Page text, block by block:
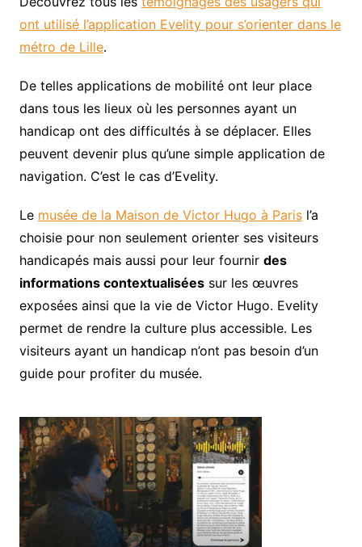
ont utilisé l’application Evelity pour s’orienter dans le
métro de Lille.
De telles applications de mobilité ont leur place
dans tous les lieux où les personnes ayant un
handicap ont des difficultés à se déplacer. Elles
peuvent devenir plus qu’une simple application de
navigation. C’est le cas d’Evelity.
Le musée de la Maison de Victor Hugo à Parisl’a
choisie pour non seulement orienter ses visiteurs
handicapés mais aussi pour leur fournir des
informations contextualiséessur les œuvres
exposées ainsi que la vie de Victor Hugo. Evelity
permet de rendre la culture plus accessible. Les
visiteurs ayant un handicap n’ont pas besoin d’un
guide pour profiter du musée.